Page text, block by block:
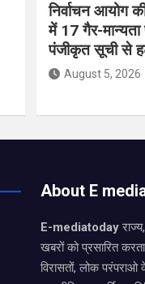
निर्वाचन आयोग
में 17 गैर-मान्यता
पंजीकृत सूची से
August 5, 2026
About E
E-mediatoday
खबरों को प्रसारित
विरासतों, लोक